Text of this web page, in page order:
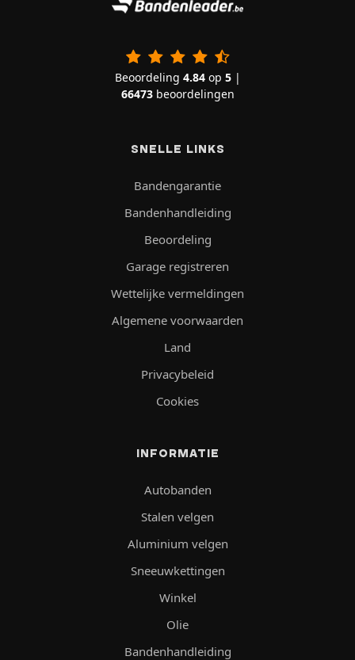
Beoordeling 4.84op 5|
66473beoordelingen
SNELLE LINKS
Bandengarantie
Bandenhandleiding
Beoordeling
Garage registreren
Wettelijke vermeldingen
Algemene voorwaarden
Land
Privacybeleid
Cookies
INFORMATIE
Autobanden
Stalen velgen
Aluminium velgen
Sneeuwkettingen
Winkel
Olie
Bandenhandleiding